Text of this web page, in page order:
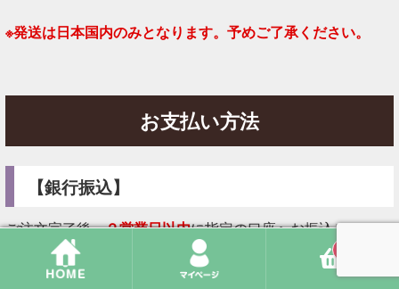
※発送は日本国内のみとなります。予めご了承ください。
お支払い方法
【銀行振込】
ご注文完了後、２営業日以内に指定の口座へお振込みくださ
※２営業日以内にお振込みまたはお振込みに関してのご連絡